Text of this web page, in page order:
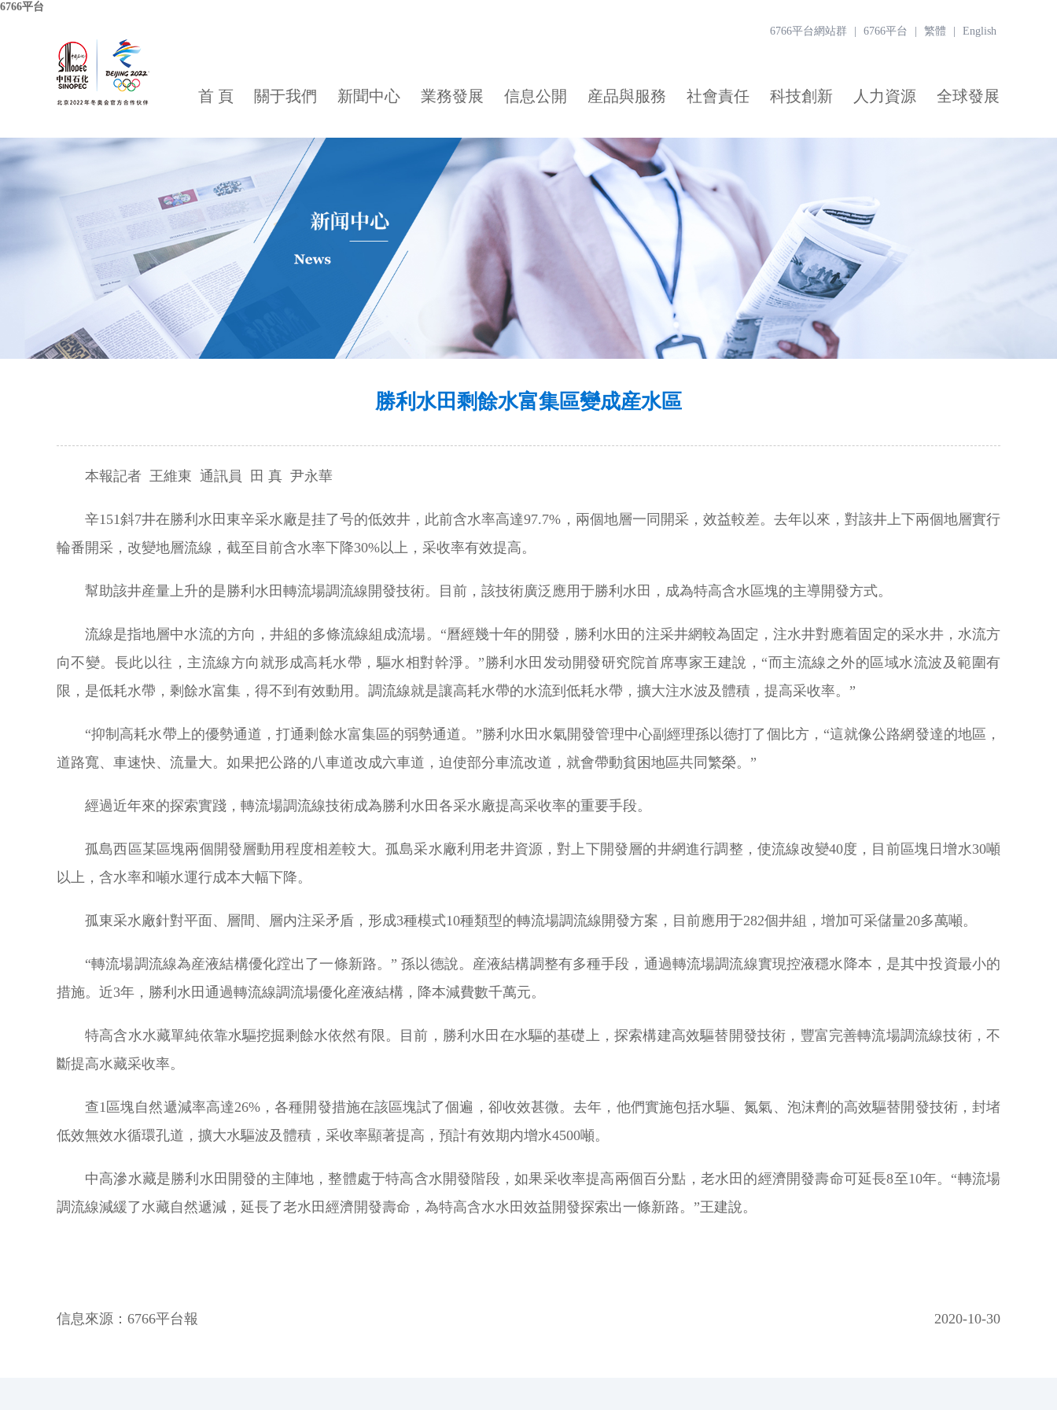
6766平台
6766平台網站群 6766平台 繁體 English
首 頁 關于我們 新聞中心 業務發展 信息公開 産品與服務 社會責任 科技創新 人力資源 全球發展
勝利水田剩餘水富集區變成産水區
本報記者 王維東 通訊員 田 真 尹永華
辛151斜7井在勝利水田東辛采水廠是挂了号的低效井，此前含水率高達97.7%，兩個地層一同開采，效益較差。去年以來，對該井上下兩個地層實行
輪番開采，改變地層流線，截至目前含水率下降30%以上，采收率有效提高。
幫助該井産量上升的是勝利水田轉流場調流線開發技術。目前，該技術廣泛應用于勝利水田，成為特高含水區塊的主導開發方式。
流線是指地層中水流的方向，井組的多條流線組成流場。“曆經幾十年的開發，勝利水田的注采井網較為固定，注水井對應着固定的采水井，水流方
向不變。長此以往，主流線方向就形成高耗水帶，驅水相對幹淨。”勝利水田发动開發研究院首席專家王建說，“而主流線之外的區域水流波及範圍有
限，是低耗水帶，剩餘水富集，得不到有效動用。調流線就是讓高耗水帶的水流到低耗水帶，擴大注水波及體積，提高采收率。”
“抑制高耗水帶上的優勢通道，打通剩餘水富集區的弱勢通道。”勝利水田水氣開發管理中心副經理孫以德打了個比方，“這就像公路網發達的地區，
道路寬、車速快、流量大。如果把公路的八車道改成六車道，迫使部分車流改道，就會帶動貧困地區共同繁榮。”
經過近年來的探索實踐，轉流場調流線技術成為勝利水田各采水廠提高采收率的重要手段。
孤島西區某區塊兩個開發層動用程度相差較大。孤島采水廠利用老井資源，對上下開發層的井網進行調整，使流線改變40度，目前區塊日增水30噸
以上，含水率和噸水運行成本大幅下降。
孤東采水廠針對平面、層間、層内注采矛盾，形成3種模式10種類型的轉流場調流線開發方案，目前應用于282個井組，增加可采儲量20多萬噸。
“轉流場調流線為産液結構優化蹚出了一條新路。” 孫以德說。産液結構調整有多種手段，通過轉流場調流線實現控液穩水降本，是其中投資最小的
措施。近3年，勝利水田通過轉流線調流場優化産液結構，降本減費數千萬元。
特高含水水藏單純依靠水驅挖掘剩餘水依然有限。目前，勝利水田在水驅的基礎上，探索構建高效驅替開發技術，豐富完善轉流場調流線技術，不
斷提高水藏采收率。
查1區塊自然遞減率高達26%，各種開發措施在該區塊試了個遍，卻收效甚微。去年，他們實施包括水驅、氮氣、泡沫劑的高效驅替開發技術，封堵
低效無效水循環孔道，擴大水驅波及體積，采收率顯著提高，預計有效期内增水4500噸。
中高滲水藏是勝利水田開發的主陣地，整體處于特高含水開發階段，如果采收率提高兩個百分點，老水田的經濟開發壽命可延長8至10年。“轉流場
調流線減緩了水藏自然遞減，延長了老水田經濟開發壽命，為特高含水水田效益開發探索出一條新路。”王建說。
信息來源： 6766平台報 2020-10-30